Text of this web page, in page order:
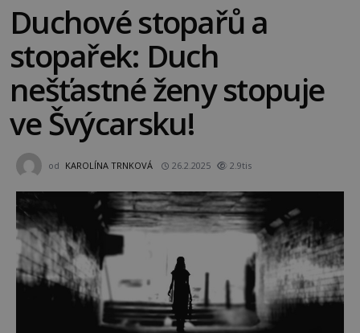
Duchové stopařů a
stopařek: Duch
nešťastné ženy stopuje
ve Švýcarsku!
od KAROLÍNA TRNKOVÁ 26.2.2025 2.9tis